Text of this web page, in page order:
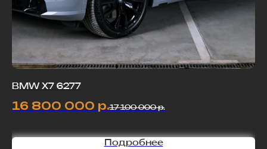
BMW X7 6277
16 800 000 р.17 100 000 р.
Подробнее